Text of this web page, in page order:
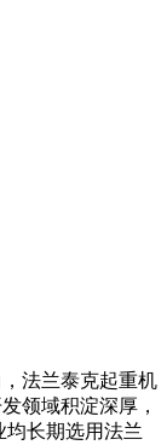
法兰泰克起重机
领域积淀深厚，
均长期选用法兰